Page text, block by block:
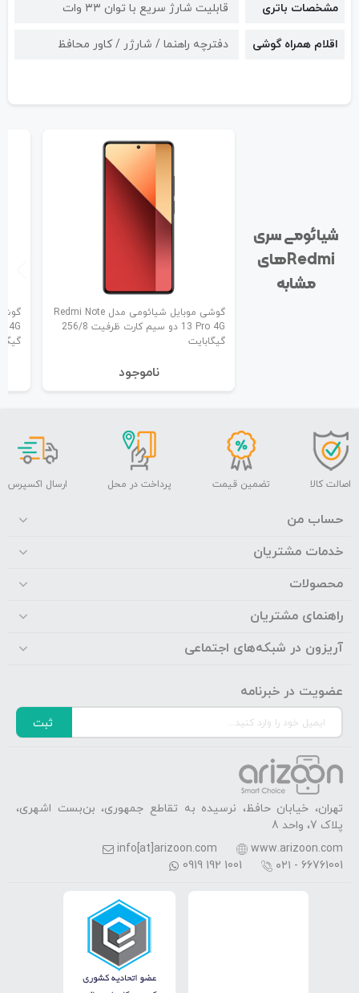
مشخصات باتری قابلیت شارژ سریع با توان ۳۳ وات
اقلام همراه گوشی دفترچه راهنما / شارژر / کاور محافظ
شیائومی سری
Redmi‌های
مشابه
گوشی موبایل شیائومی مدل Redmi Note
13 Pro 4G دو سیم کارت ظرفیت 256/8
گیگابایت
نا‌موجود
اصالت کالا تضمین قیمت پرداخت در محل ارسال اکسپرس
حساب من
خدمات مشتریان
محصولات
راهنمای مشتریان
آریزون در شبکه‌های اجتماعی
عضویت در خبرنامه
ثبت
تهران، خیابان حافظ، نرسیده به تقاطع جمهوری، بن‌بست اشهری،
پلاک 7، واحد 8
www.arizoon.com
info[at]arizoon.com
۰۲۱ - 66761001
0919 192 1001